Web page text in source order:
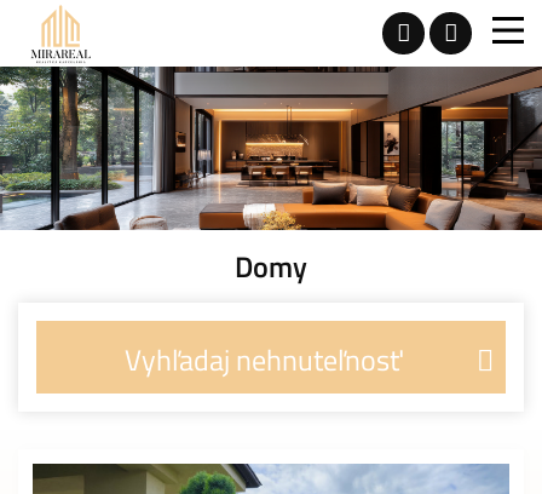
Domy
Vyhľadaj nehnuteľnosť